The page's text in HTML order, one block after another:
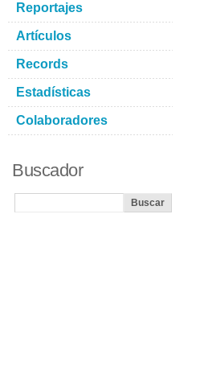
Reportajes
Artículos
Records
Estadísticas
Colaboradores
Buscador